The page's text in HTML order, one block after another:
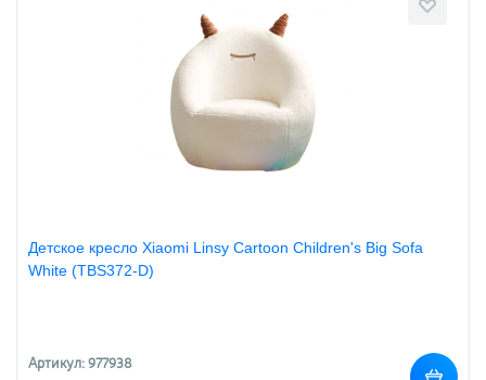
Детское кресло Xiaomi Linsy Cartoon Children's Big Sofa
White (TBS372-D)
Артикул: 977938